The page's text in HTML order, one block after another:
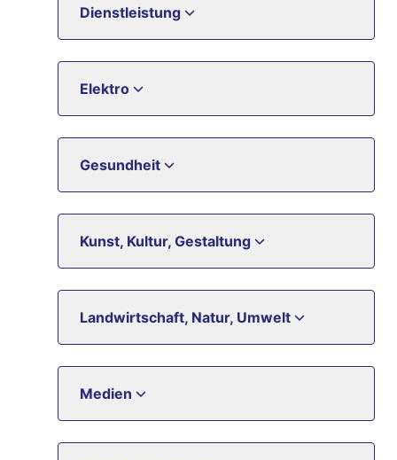
Dienstleistung
Elektro
Gesundheit
Kunst, Kultur, Gestaltung
Landwirtschaft, Natur, Umwelt
Medien